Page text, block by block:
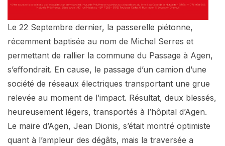
Le 22 Septembre dernier, la passerelle piétonne,
récemment baptisée au nom de Michel Serres et
permettant de rallier la commune du Passage à Agen,
s’effondrait. En cause, le passage d’un camion d’une
société de réseaux électriques transportant une grue
relevée au moment de l’impact. Résultat, deux blessés,
heureusement légers, transportés à l’hôpital d’Agen.
Le maire d’Agen, Jean Dionis, s’était montré optimiste
quant à l’ampleur des dégâts, mais la traversée a